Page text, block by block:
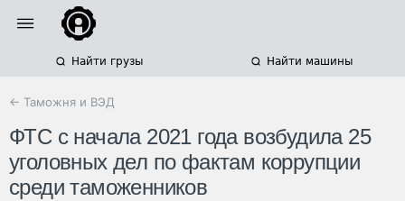
Найти грузы Найти машины
← Таможня и ВЭД
ФТС с начала 2021 года возбудила 25
уголовных дел по фактам коррупции
среди таможенников